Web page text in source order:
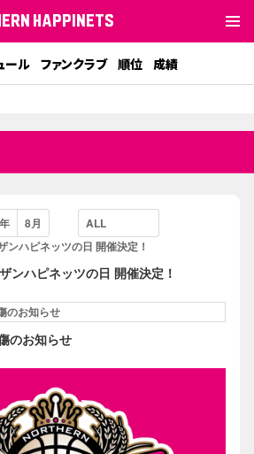
HAPPINETS
ール ファンクラブ 順位 成績
ンハピネッツの日 開催決定！
のお知らせ